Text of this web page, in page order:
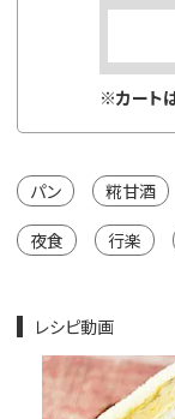
※カート
パン 糀甘酒
夜食 行楽
レシピ動画